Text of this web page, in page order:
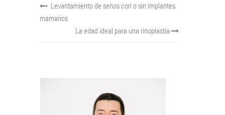
Levantamiento de senos con o sin implantes
mamarios
La edad ideal para una rinoplastia